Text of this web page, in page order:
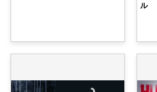
ル